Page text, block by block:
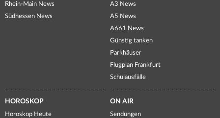
Rhein-Main News
Südhessen News
A3 News
A5 News
A661 News
Günstig tanken
Parkhäuser
Flugplan Frankfurt
Schulausfälle
HOROSKOP
Horoskop Heute
ON AIR
Sendungen